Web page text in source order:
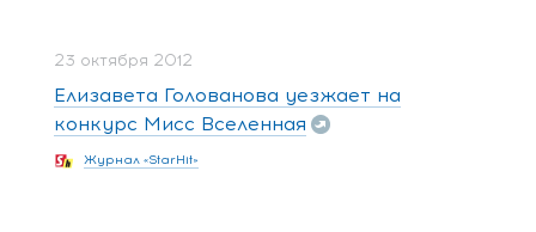
23 октября 2012
Елизавета Голованова уезжает на
конкурс Мисс Вселенная
Журнал «StarHit»